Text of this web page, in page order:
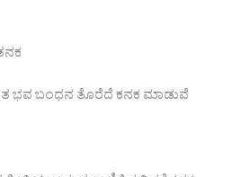
ಭವ ಬಂಧನ ತೊರೆದೆ ಕನಕ ಮಾಡುವೆ